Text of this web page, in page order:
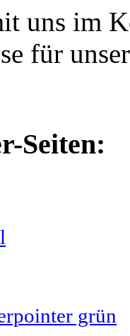
uns im
für
Seiten:
grün